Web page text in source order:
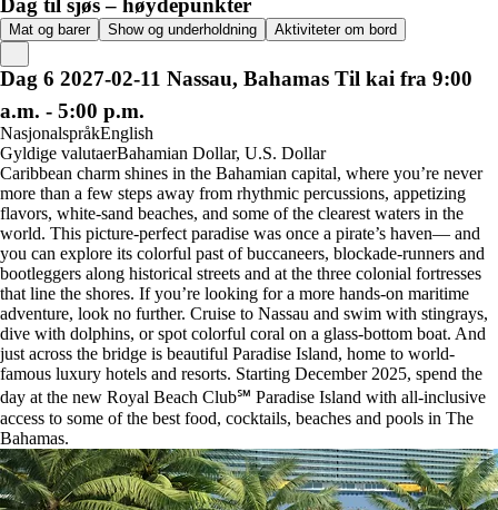
Dag til sjøs – høydepunkter
Mat og barer Show og underholdning Aktiviteter om bord
Dag 6 2027-02-11 Nassau, Bahamas Til kai fra 9:00
a.m. - 5:00 p.m.
NasjonalspråkEnglish
Gyldige valutaerBahamian Dollar, U.S. Dollar
Caribbean charm shines in the Bahamian capital, where you’re never
more than a few steps away from rhythmic percussions, appetizing
flavors, white-sand beaches, and some of the clearest waters in the
world. This picture-perfect paradise was once a pirate’s haven— and
you can explore its colorful past of buccaneers, blockade-runners and
bootleggers along historical streets and at the three colonial fortresses
that line the shores. If you’re looking for a more hands-on maritime
adventure, look no further. Cruise to Nassau and swim with stingrays,
dive with dolphins, or spot colorful coral on a glass-bottom boat. And
just across the bridge is beautiful Paradise Island, home to world-
famous luxury hotels and resorts. Starting December 2025, spend the
day at the new Royal Beach Club℠ Paradise Island with all-inclusive
access to some of the best food, cocktails, beaches and pools in The
Bahamas.